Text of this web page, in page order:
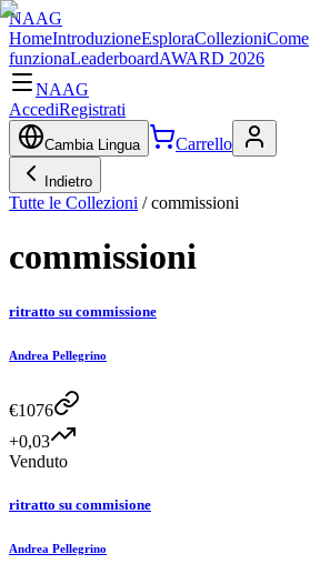
NAAG
HomeIntroduzioneEsploraCollezioniCome
funzionaLeaderboardAWARD 2026
NAAG
AccediRegistrati
Cambia Lingua Carrello
Indietro
Tutte le Collezioni /commissioni
commissioni
ritratto su commissione
Andrea Pellegrino
€1076
+0,03
Venduto
ritratto su commisione
Andrea Pellegrino